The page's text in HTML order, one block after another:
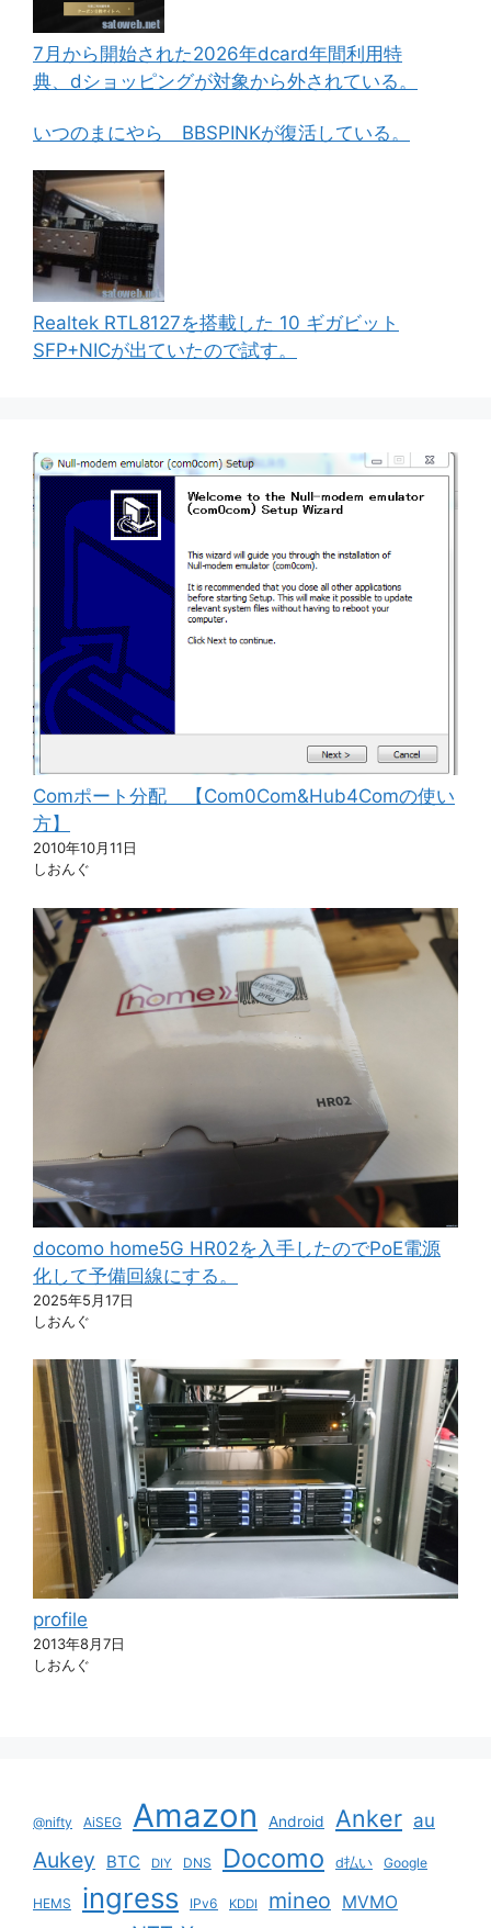
7月から開始された2026年dcard年間利用特
典、dショッピングが対象から外されている。
いつのまにやら BBSPINKが復活している。
Realtek RTL8127を搭載した 10 ギガビット
SFP+NICが出ていたので試す。
Comポート分配 【Com0Com&Hub4Comの使い
方】
2010年10月11日
しおんぐ
docomo home5G HR02を入手したのでPoE電源
化して予備回線にする。
2025年5月17日
しおんぐ
profile
2013年8月7日
しおんぐ
@nifty AiSEG Amazon Android Anker au
Aukey BTC DIY DNS Docomo d払い Google
HEMS ingress IPv6 KDDI mineo MVMO